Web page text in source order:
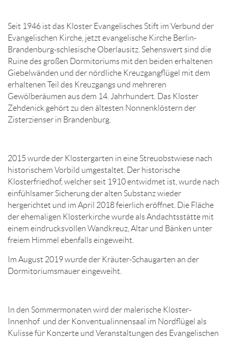
Seit 1946 ist das Kloster Evangelisches Stift im Verbund der
Evangelischen Kirche, jetzt evangelische Kirche Berlin-
Brandenburg-schlesische Oberlausitz. Sehenswert sind die
Ruine des großen Dormitoriums mit den beiden erhaltenen
Giebelwänden und der nördliche Kreuzgangflügel mit dem
erhaltenen Teil des Kreuzgangs und mehreren
Gewölberäumen aus dem 14. Jahrhundert. Das Kloster
Zehdenick gehört zu den ältesten Nonnenklöstern der
Zisterzienser in Brandenburg.
2015 wurde der Klostergarten in eine Streuobstwiese nach
historischem Vorbild umgestaltet. Der historische
Klosterfriedhof, welcher seit 1910 entwidmet ist, wurde nach
einfühlsamer Sicherung der alten Substanz wieder
hergerichtet und im April 2018 feierlich eröffnet. Die Fläche
der ehemaligen Klosterkirche wurde als Andachtsstätte mit
einem eindrucksvollen Wandkreuz, Altar und Bänken unter
freiem Himmel ebenfalls eingeweiht.
Im August 2019 wurde der Kräuter-Schaugarten an der
Dormitoriumsmauer eingeweiht.
In den Sommermonaten wird der malerische Kloster-
Innenhof und der Konventualinnensaal im Nordflügel als
Kulisse für Konzerte und Veranstaltungen des Evangelischen